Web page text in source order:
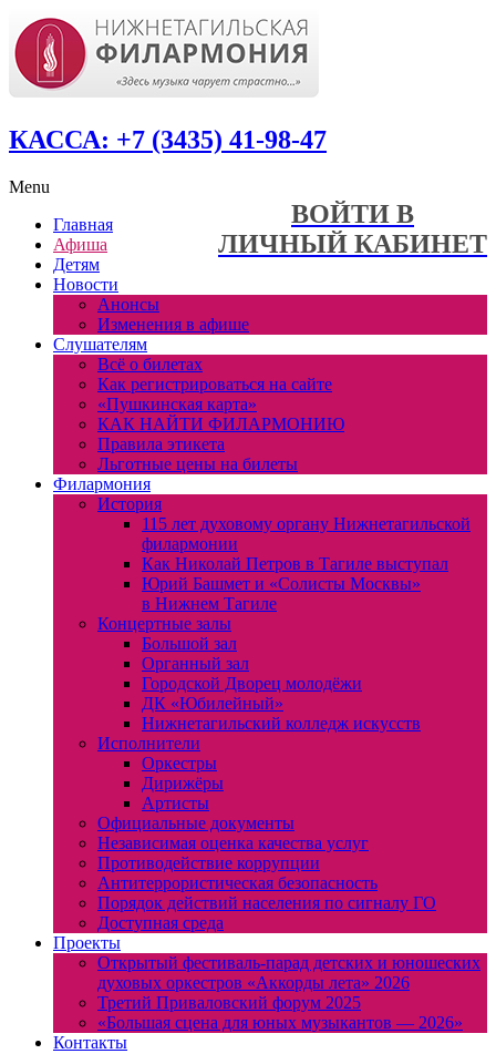
КАССА: +7 (3435) 41-98-47
ВОЙТИ В
ЛИЧНЫЙ КАБИНЕТ
Menu
Главная
Афиша
Детям
Новости
Анонсы
Изменения в афише
Слушателям
Всё о билетах
Как регистрироваться на сайте
«Пушкинская карта»
КАК НАЙТИ ФИЛАРМОНИЮ
Правила этикета
Льготные цены на билеты
Филармония
История
115 лет духовому органу Нижнетагильской
филармонии
Как Николай Петров в Тагиле выступал
Юрий Башмет и «Солисты Москвы»
в Нижнем Тагиле
Концертные залы
Большой зал
Органный зал
Городской Дворец молодёжи
ДК «Юбилейный»
Нижнетагильский колледж искусств
Исполнители
Оркестры
Дирижёры
Артисты
Официальные документы
Независимая оценка качества услуг
Противодействие коррупции
Антитеррористическая безопасность
Порядок действий населения по сигналу ГО
Доступная среда
Проекты
Открытый фестиваль-парад детских и юношеских
духовых оркестров «Аккорды лета» 2026
Третий Приваловский форум 2025
«Большая сцена для юных музыкантов — 2026»
Контакты